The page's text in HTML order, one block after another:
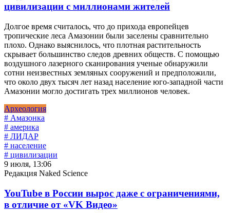
цивилизации с миллионами жителей
Долгое время считалось, что до прихода европейцев
тропические леса Амазонии были заселены сравнительно
плохо. Однако выяснилось, что плотная растительность
скрывает большинство следов древних обществ. С помощью
воздушного лазерного сканирования ученые обнаружили
сотни неизвестных земляных сооружений и предположили,
что около двух тысяч лет назад население юго-западной части
Амазонии могло достигать трех миллионов человек.
Археология
# Амазонка
# америка
# ЛИДАР
# население
# цивилизации
9 июля, 13:06
Редакция Naked Science
YouTube в России вырос даже с ограничениями,
в отличие от «VK Видео»